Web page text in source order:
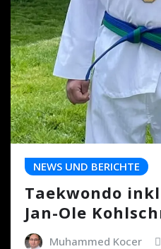
NEWS UND BERICHTE
Taekwondo
Jan-Ole
Muhammed Kocer